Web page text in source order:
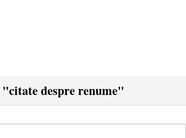
despre renume"